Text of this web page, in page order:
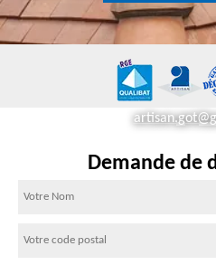
Demande de